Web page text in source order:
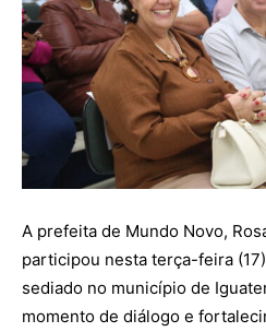
A prefeita de Mundo Novo,
participou nesta terça-feira
sediado no município de
momento de diálogo e